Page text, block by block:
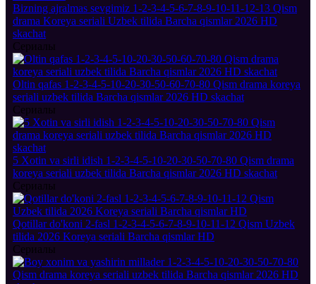
Bizning ajralmas sevgimiz 1-2-3-4-5-6-7-8-9-10-11-12-13 Qism
drama Koreya seriali Uzbek tilida Barcha qismlar 2026 HD
skachat
Сериалы
Oltin qafas 1-2-3-4-5-10-20-30-50-60-70-80 Qism drama koreya
seriali uzbek tilida Barcha qismlar 2026 HD skachat
Сериалы
5 Xotin va sirli idish 1-2-3-4-5-10-20-30-50-70-80 Qism drama
koreya seriali uzbek tilida Barcha qismlar 2026 HD skachat
Сериалы
Qotillar do'koni 2-fasl 1-2-3-4-5-6-7-8-9-10-11-12 Qism Uzbek
tilida 2026 Koreya seriali Barcha qismlar HD
Сериалы